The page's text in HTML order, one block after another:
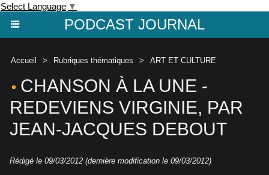
Select Language ▼
PODCAST JOURNAL
Accueil > Rubriques thématiques > ART ET CULTURE
CHANSON À LA UNE -
REDEVIENS VIRGINIE, PAR
JEAN-JACQUES DEBOUT
Rédigé le 09/03/2012 (dernière modification le 09/03/2012)